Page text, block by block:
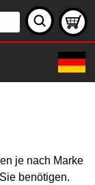
je nach Marke
benötigen.